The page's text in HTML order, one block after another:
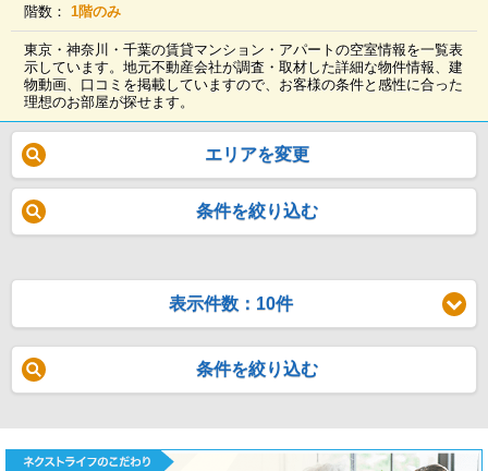
階数：1階のみ
東京・神奈川・千葉の賃貸マンション・アパートの空室情報を一覧表
示しています。地元不動産会社が調査・取材した詳細な物件情報、建
物動画、口コミを掲載していますので、お客様の条件と感性に合った
理想のお部屋が探せます。
エリアを変更
条件を絞り込む
表示件数：10件
条件を絞り込む